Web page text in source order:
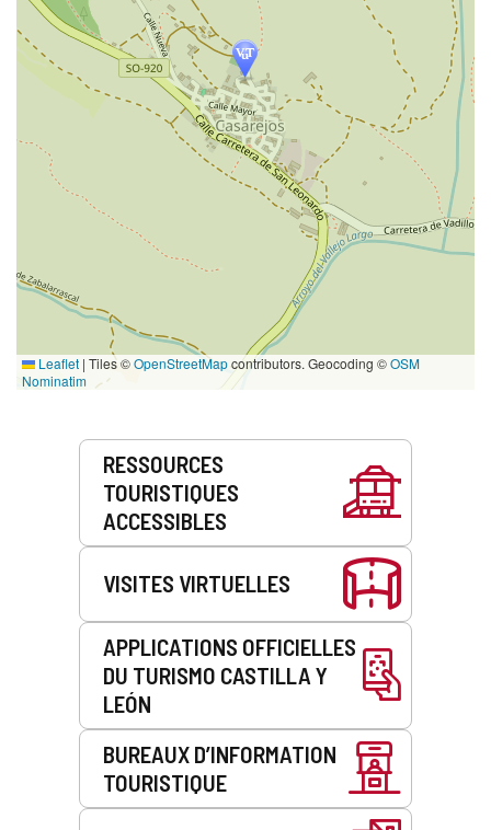
Leaflet | Tiles ©OpenStreetMapcontributors. Geocoding ©OSM
Nominatim
Prestations
RESSOURCES
TOURISTIQUES
ACCESSIBLES
VISITES VIRTUELLES
APPLICATIONS OFFICIELLES
DU TURISMO CASTILLA Y
LEÓN
BUREAUX D’INFORMATION
TOURISTIQUE